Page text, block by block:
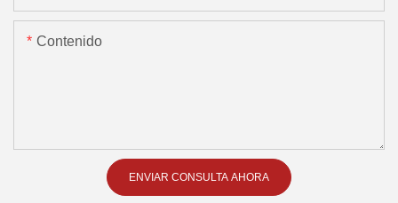
Contenido
ENVIAR CONSULTA AHORA